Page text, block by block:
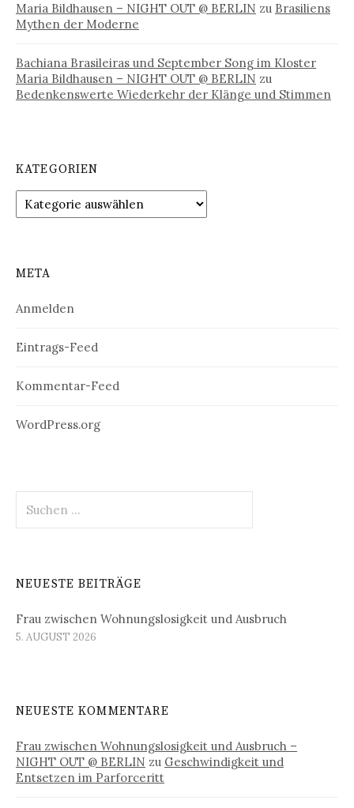
Maria Bildhausen – NIGHT OUT @ BERLIN zu Brasiliens
Mythen der Moderne
Bachiana Brasileiras und September Song im Kloster
Maria Bildhausen – NIGHT OUT @ BERLIN zu
Bedenkenswerte Wiederkehr der Klänge und Stimmen
KATEGORIEN
Kategorien
META
Anmelden
Eintrags-Feed
Kommentar-Feed
WordPress.org
nach:
NEUESTE BEITRÄGE
Frau zwischen Wohnungslosigkeit und Ausbruch
5. AUGUST 2026
NEUESTE KOMMENTARE
Frau zwischen Wohnungslosigkeit und Ausbruch –
NIGHT OUT @ BERLIN zu Geschwindigkeit und
Entsetzen im Parforceritt